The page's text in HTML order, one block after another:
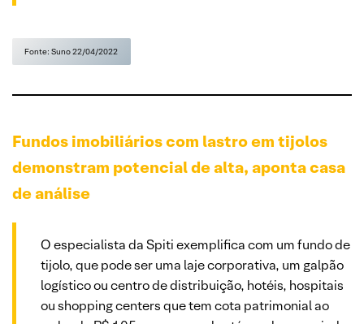
Fonte: Suno 22/04/2022
Fundos imobiliários com lastro em tijolos
demonstram potencial de alta, aponta casa
de análise
O especialista da Spiti exemplifica com um fundo de
tijolo, que pode ser uma laje corporativa, um galpão
logístico ou centro de distribuição, hotéis, hospitais
ou shopping centers que tem cota patrimonial ao